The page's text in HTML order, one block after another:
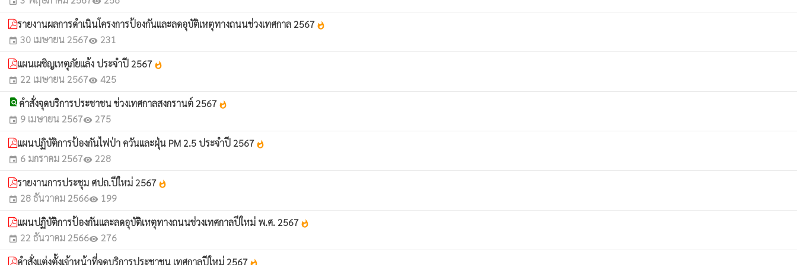
รายงานผลการดำเนินโครงการป้องกันและลดอุบัติเหตุทางถนนช่วงเทศกาล 2567 whatshot
event 30 เมษายน 2567visibility 231
แผนเผชิญเหตุภัยแล้ง ประจำปี 2567 whatshot
event 22 เมษายน 2567visibility 425
find_in_page คำสั่งจุดบริการประชาชน ช่วงเทศกาลสงกรานต์ 2567 whatshot
event 9 เมษายน 2567visibility 275
แผนปฏิบัติการป้องกันไฟป่า ควันและฝุ่น PM 2.5 ประจำปี 2567 whatshot
event 6 มกราคม 2567visibility 228
รายงานการประชุม ศปถ.ปีใหม่ 2567 whatshot
event 28 ธันวาคม 2566visibility 199
แผนปฏิบัติการป้องกันและลดอุบัติเหตุทางถนนช่วงเทศกาลปีใหม่ พ.ศ. 2567 whatshot
event 22 ธันวาคม 2566visibility 276
คำสั่งแต่งตั้งเจ้าหน้าที่จุดบริการประชาชน เทศกาลปีใหม่ 2567